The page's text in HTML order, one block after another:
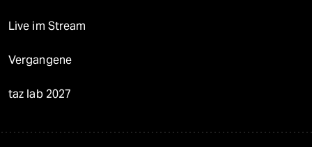
Live im Stream
Vergangene
taz lab 2027